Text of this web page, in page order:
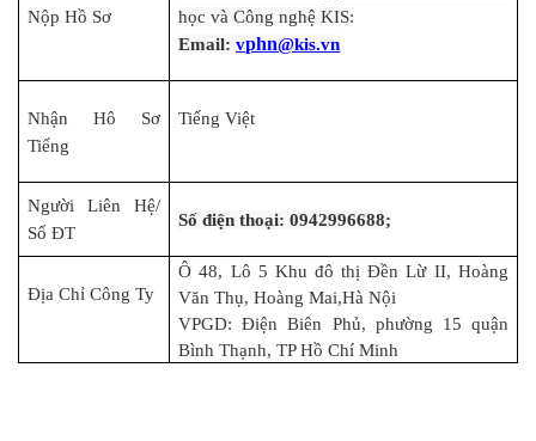
Nộp Hồ Sơ
học và Công nghệ KIS:
Email:vphn@kis.vn
Nhận Hô Sơ
Tiếng
Tiếng Việt
Người Liên Hệ/
Số ĐT
Số điện thoại: 0942996688;
Địa Chỉ Công Ty
Ô 48, Lô 5 Khu đô thị Đền Lừ II, Hoàng
Văn Thụ, Hoàng Mai,Hà Nội
VPGD: Điện Biên Phủ, phường 15 quận
Bình Thạnh, TP Hồ Chí Minh